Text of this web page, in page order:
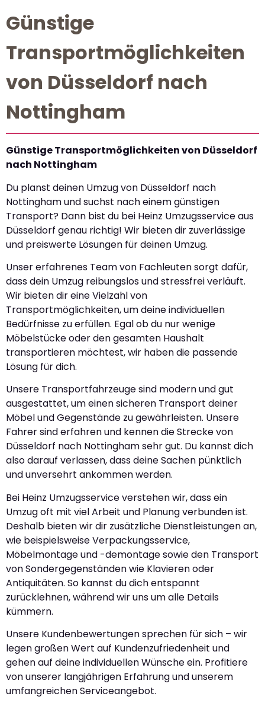
Günstige
Transportmöglichkeiten
von Düsseldorf nach
Nottingham
Günstige Transportmöglichkeiten von Düsseldorf
nach Nottingham
Du planst deinen Umzug von Düsseldorf nach
Nottingham und suchst nach einem günstigen
Transport? Dann bist du bei Heinz Umzugsservice aus
Düsseldorf genau richtig! Wir bieten dir zuverlässige
und preiswerte Lösungen für deinen Umzug.
Unser erfahrenes Team von Fachleuten sorgt dafür,
dass dein Umzug reibungslos und stressfrei verläuft.
Wir bieten dir eine Vielzahl von
Transportmöglichkeiten, um deine individuellen
Bedürfnisse zu erfüllen. Egal ob du nur wenige
Möbelstücke oder den gesamten Haushalt
transportieren möchtest, wir haben die passende
Lösung für dich.
Unsere Transportfahrzeuge sind modern und gut
ausgestattet, um einen sicheren Transport deiner
Möbel und Gegenstände zu gewährleisten. Unsere
Fahrer sind erfahren und kennen die Strecke von
Düsseldorf nach Nottingham sehr gut. Du kannst dich
also darauf verlassen, dass deine Sachen pünktlich
und unversehrt ankommen werden.
Bei Heinz Umzugsservice verstehen wir, dass ein
Umzug oft mit viel Arbeit und Planung verbunden ist.
Deshalb bieten wir dir zusätzliche Dienstleistungen an,
wie beispielsweise Verpackungsservice,
Möbelmontage und -demontage sowie den Transport
von Sondergegenständen wie Klavieren oder
Antiquitäten. So kannst du dich entspannt
zurücklehnen, während wir uns um alle Details
kümmern.
Unsere Kundenbewertungen sprechen für sich – wir
legen großen Wert auf Kundenzufriedenheit und
gehen auf deine individuellen Wünsche ein. Profitiere
von unserer langjährigen Erfahrung und unserem
umfangreichen Serviceangebot.